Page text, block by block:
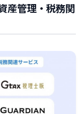
産管理・税務関